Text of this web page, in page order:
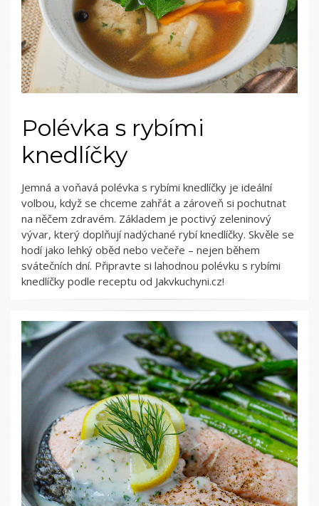
Polévka s rybími
knedlíčky
Jemná a voňavá polévka s rybími knedlíčky je ideální
volbou, když se chceme zahřát a zároveň si pochutnat
na něčem zdravém. Základem je poctivý zeleninový
vývar, který doplňují nadýchané rybí knedlíčky. Skvěle se
hodí jako lehký oběd nebo večeře – nejen během
svátečních dní. Připravte si lahodnou polévku s rybími
knedlíčky podle receptu od Jakvkuchyni.cz!